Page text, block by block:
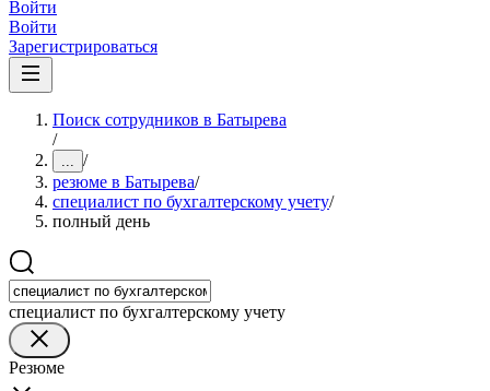
Войти
Войти
Зарегистрироваться
Поиск сотрудников в Батырева
/
... /
резюме в Батырева/
специалист по бухгалтерскому учету/
полный день
специалист по бухгалтерскому учету
Резюме